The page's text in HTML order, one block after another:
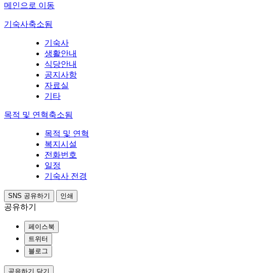
메인으로 이동
기숙사축소됨
기숙사
생활안내
식당안내
공지사항
자료실
기타
목적 및 연혁축소됨
목적 및 연혁
복지시설
전화번호
일정
기숙사 전경
SNS 공유하기 인쇄
공유하기
페이스북
트위터
블로그
공유하기 닫기